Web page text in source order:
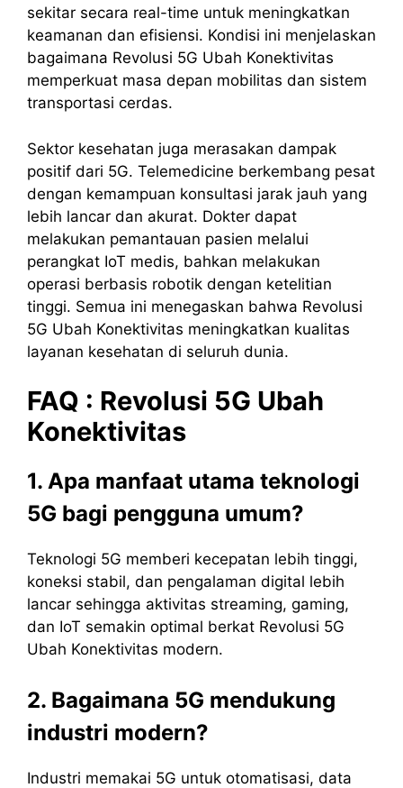
sekitar secara real-time untuk meningkatkan
keamanan dan efisiensi. Kondisi ini menjelaskan
bagaimana Revolusi 5G Ubah Konektivitas
memperkuat masa depan mobilitas dan sistem
transportasi cerdas.
Sektor kesehatan juga merasakan dampak
positif dari 5G. Telemedicine berkembang pesat
dengan kemampuan konsultasi jarak jauh yang
lebih lancar dan akurat. Dokter dapat
melakukan pemantauan pasien melalui
perangkat IoT medis, bahkan melakukan
operasi berbasis robotik dengan ketelitian
tinggi. Semua ini menegaskan bahwa Revolusi
5G Ubah Konektivitas meningkatkan kualitas
layanan kesehatan di seluruh dunia.
FAQ : Revolusi 5G Ubah
Konektivitas
1. Apa manfaat utama teknologi
5G bagi pengguna umum?
Teknologi 5G memberi kecepatan lebih tinggi,
koneksi stabil, dan pengalaman digital lebih
lancar sehingga aktivitas streaming, gaming,
dan IoT semakin optimal berkat Revolusi 5G
Ubah Konektivitas modern.
2. Bagaimana 5G mendukung
industri modern?
Industri memakai 5G untuk otomatisasi, data